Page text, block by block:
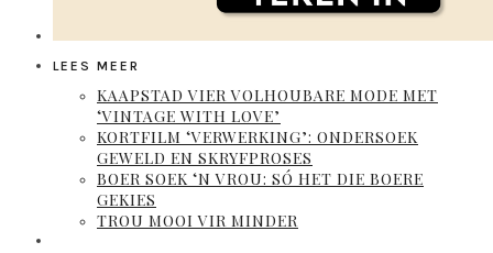
LEES MEER
KAAPSTAD VIER VOLHOUBARE MODE MET
‘VINTAGE WITH LOVE’
KORTFILM ‘VERWERKING’: ONDERSOEK
GEWELD EN SKRYFPROSES
BOER SOEK ‘N VROU: SÓ HET DIE BOERE
GEKIES
TROU MOOI VIR MINDER